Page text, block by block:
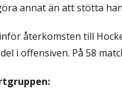
annat än att stötta
återkomsten till
i offensiven. På 58